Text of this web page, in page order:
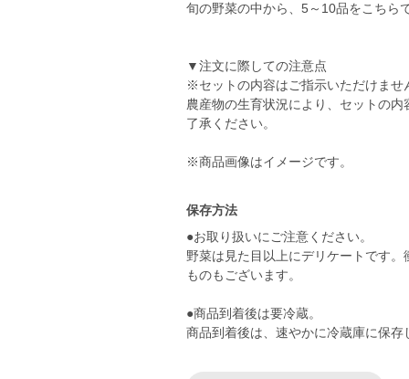
旬の野菜の中から、5～10品をこちら
▼注文に際しての注意点
※セットの内容はご指示いただけませ
農産物の生育状況により、セットの
了承ください。
※商品画像はイメージです。
保存方法
●お取り扱いにご注意ください。
野菜は見た目以上にデリケートです
ものもございます。
●商品到着後は要冷蔵。
商品到着後は、速やかに冷蔵庫に保存